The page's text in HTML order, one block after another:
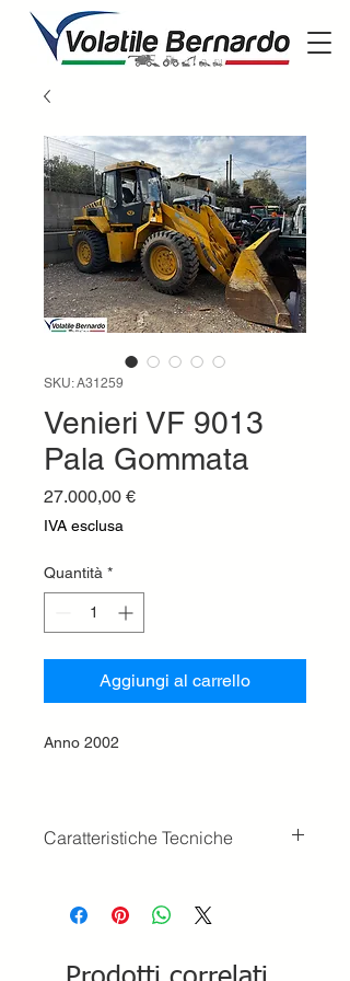
SKU: A31259
Venieri VF 9013
Pala Gommata
27.000,00 €Prezzo
IVA esclusa
Quantità *
Aggiungi al carrello
Anno 2002
Caratteristiche Tecniche
Pneumatici standard
Capacità benna